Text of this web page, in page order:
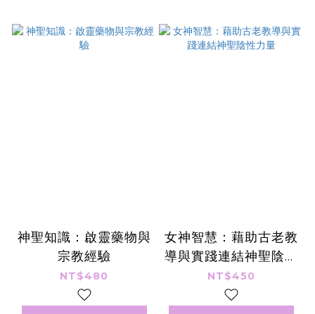
神聖知識：啟靈藥物與
宗教經驗
NT$480
女神智慧：藉助古老教
導與實踐連結神聖陰性
力量
NT$450